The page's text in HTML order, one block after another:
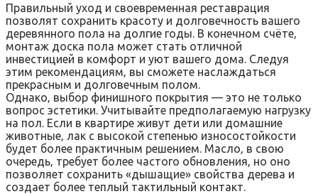
Правильный уход и своевременная реставрация
позволят сохранить красоту и долговечность вашего
деревянного пола на долгие годы. В конечном счёте‚
монтаж доска пола может стать отличной
инвестицией в комфорт и уют вашего дома. Следуя
этим рекомендациям‚ вы сможете наслаждаться
прекрасным и долговечным полом.
Однако‚ выбор финишного покрытия — это не только
вопрос эстетики. Учитывайте предполагаемую нагрузку
на пол. Если в квартире живут дети или домашние
животные‚ лак с высокой степенью износостойкости
будет более практичным решением. Масло‚ в свою
очередь‚ требует более частого обновления‚ но оно
позволяет сохранить «дышащие» свойства дерева и
создает более теплый тактильный контакт.